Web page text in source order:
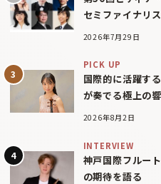
セミファイナリ
2026年7月29日
PICK UP
国際的に活躍す
が奏でる極上の
2026年8月2日
INTERVIEW
神戸国際フルー
の期待を語る